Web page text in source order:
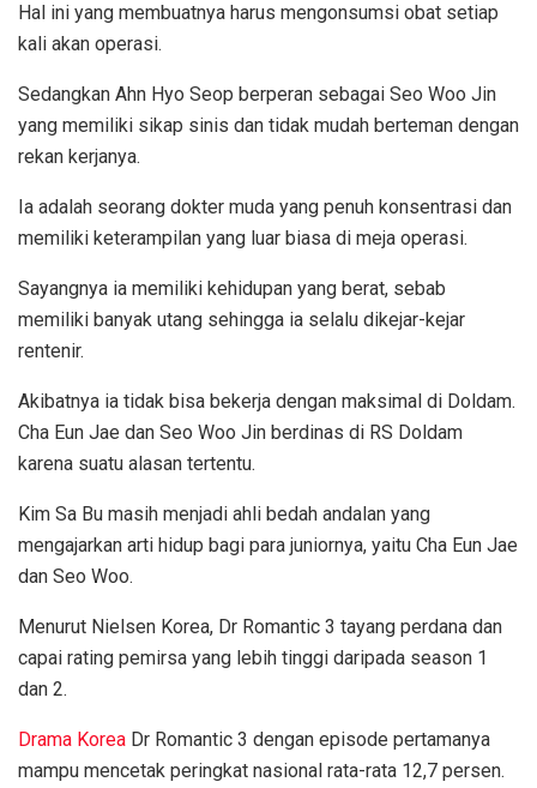
Hal ini yang membuatnya harus mengonsumsi obat setiap
kali akan operasi.
Sedangkan Ahn Hyo Seop berperan sebagai Seo Woo Jin
yang memiliki sikap sinis dan tidak mudah berteman dengan
rekan kerjanya.
Ia adalah seorang dokter muda yang penuh konsentrasi dan
memiliki keterampilan yang luar biasa di meja operasi.
Sayangnya ia memiliki kehidupan yang berat, sebab
memiliki banyak utang sehingga ia selalu dikejar-kejar
rentenir.
Akibatnya ia tidak bisa bekerja dengan maksimal di Doldam.
Cha Eun Jae dan Seo Woo Jin berdinas di RS Doldam
karena suatu alasan tertentu.
Kim Sa Bu masih menjadi ahli bedah andalan yang
mengajarkan arti hidup bagi para juniornya, yaitu Cha Eun Jae
dan Seo Woo.
Menurut Nielsen Korea, Dr Romantic 3 tayang perdana dan
capai rating pemirsa yang lebih tinggi daripada season 1
dan 2.
Drama Korea Dr Romantic 3 dengan episode pertamanya
mampu mencetak peringkat nasional rata-rata 12,7 persen.